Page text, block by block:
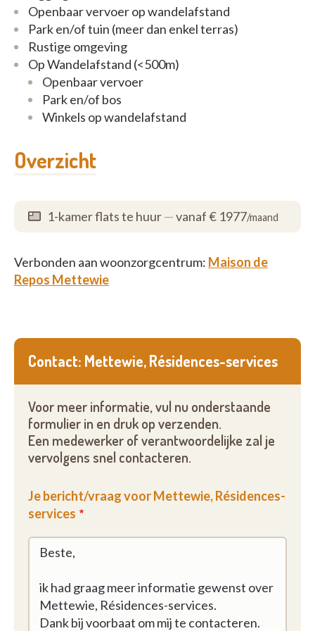
Openbaar vervoer op wandelafstand
Park en/of tuin (meer dan enkel terras)
Rustige omgeving
Op Wandelafstand (<500m)
Openbaar vervoer
Park en/of bos
Winkels op wandelafstand
Overzicht
1-kamer flats te huur—vanaf € 1977/maand
Verbonden aan woonzorgcentrum: Maison de
Repos Mettewie
Contact: Mettewie, Résidences-services
Voor meer informatie, vul nu onderstaande
formulier in en druk op verzenden.
Een medewerker of verantwoordelijke zal je
vervolgens snel contacteren.
Je bericht/vraag voor Mettewie, Résidences-
services